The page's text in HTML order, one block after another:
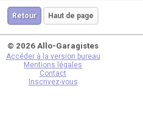
Retour Haut de page
© 2026 Allo-Garagistes
Accéder à la version bureau
Mentions légales
Contact
Inscrivez-vous